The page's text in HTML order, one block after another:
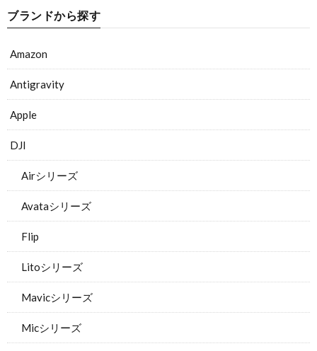
ブランドから探す
Amazon
Antigravity
Apple
DJI
Airシリーズ
Avataシリーズ
Flip
Litoシリーズ
Mavicシリーズ
Micシリーズ